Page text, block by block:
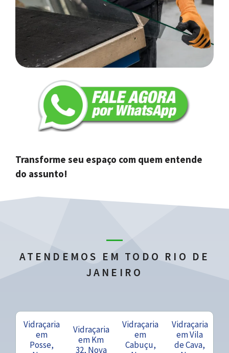
Transforme seu espaço com quem entende
do assunto!
ATENDEMOS EM TODO RIO DE
JANEIRO
Vidraçaria
em
Posse,
Vidraçaria
em Km
32, Nova
Vidraçaria
em
Cabuçu,
Vidraçaria
em Vila
de Cava,